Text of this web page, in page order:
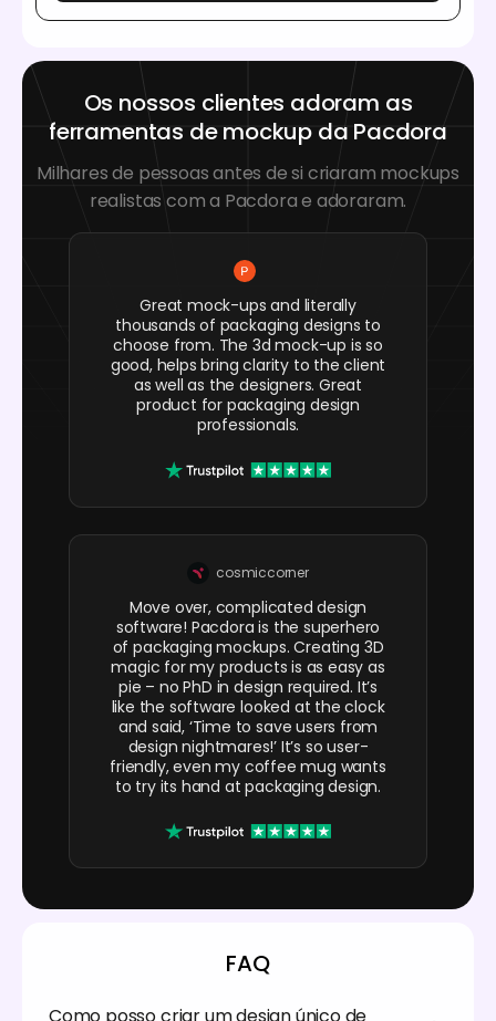
Os nossos clientes adoram as
ferramentas de mockup da Pacdora
Milhares de pessoas antes de si criaram mockups
realistas com a Pacdora e adoraram.
Great mock-ups and literally
thousands of packaging designs to
choose from. The 3d mock-up is so
good, helps bring clarity to the client
as well as the designers. Great
product for packaging design
professionals.
cosmiccorner
Move over, complicated design
software! Pacdora is the superhero
of packaging mockups. Creating 3D
magic for my products is as easy as
pie – no PhD in design required. It’s
like the software looked at the clock
and said, ‘Time to save users from
design nightmares!’ It’s so user-
friendly, even my coffee mug wants
to try its hand at packaging design.
FAQ